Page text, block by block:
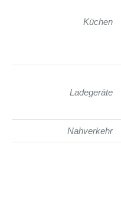
Küchen
Ladegeräte
Nahverkehr